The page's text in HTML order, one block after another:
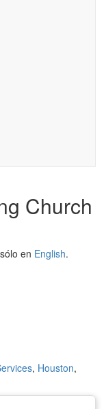
Church
en English.
, Houston,